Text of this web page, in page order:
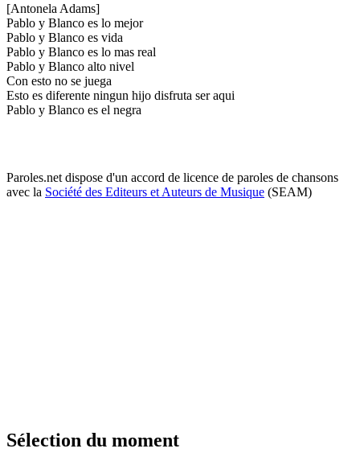
[Antonela Adams]
Pablo y Blanco es lo mejor
Pablo y Blanco es vida
Pablo y Blanco es lo mas real
Pablo y Blanco alto nivel
Con esto no se juega
Esto es diferente ningun hijo disfruta ser aqui
Pablo y Blanco es el negra
Paroles.net dispose d'un accord de licence de paroles de chansons
avec la Société des Editeurs et Auteurs de Musique (SEAM)
Sélection du moment